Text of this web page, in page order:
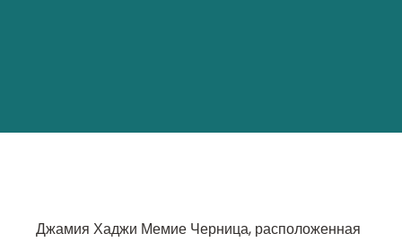
Джамия Хаджи Мемие Черница, расположенная